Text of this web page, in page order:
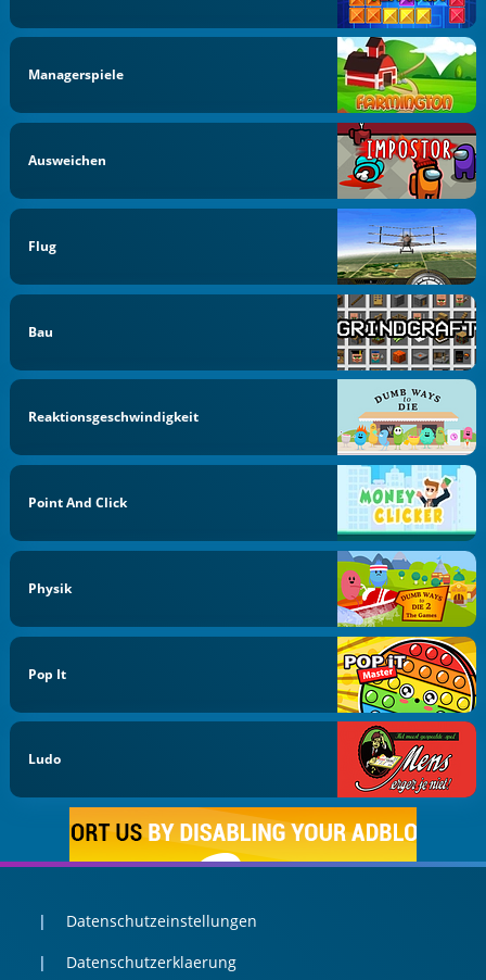
Managerspiele
Ausweichen
Flug
Bau
Reaktionsgeschwindigkeit
Point And Click
Physik
Pop It
Ludo
Datenschutzeinstellungen
Datenschutzerklaerung